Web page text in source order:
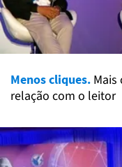
Menos cliques.
relação com o leitor